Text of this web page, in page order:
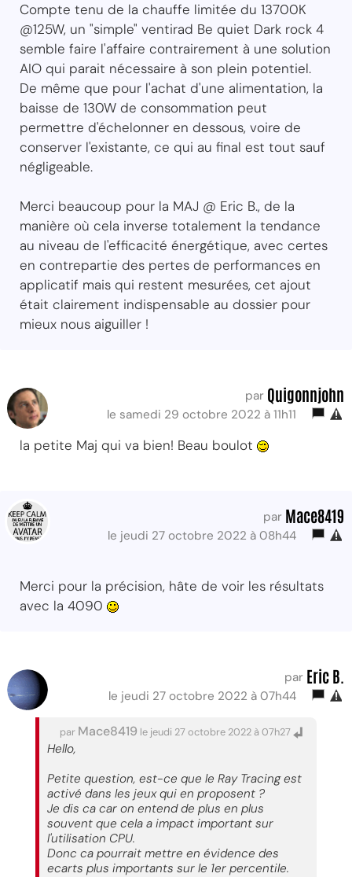
Compte tenu de la chauffe limitée du 13700K
@125W, un "simple" ventirad Be quiet Dark rock 4
semble faire l'affaire contrairement à une solution
AIO qui parait nécessaire à son plein potentiel.
De même que pour l'achat d'une alimentation, la
baisse de 130W de consommation peut
permettre d'échelonner en dessous, voire de
conserver l'existante, ce qui au final est tout sauf
négligeable.
Merci beaucoup pour la MAJ @ Eric B., de la
manière où cela inverse totalement la tendance
au niveau de l'efficacité énergétique, avec certes
en contrepartie des pertes de performances en
applicatif mais qui restent mesurées, cet ajout
était clairement indispensable au dossier pour
mieux nous aiguiller !
par Quigonnjohn
le samedi 29 octobre 2022 à 11h11
la petite Maj qui va bien! Beau boulot
par Mace8419
le jeudi 27 octobre 2022 à 08h44
Merci pour la précision, hâte de voir les résultats
avec la 4090
par Eric B.
le jeudi 27 octobre 2022 à 07h44
par Mace8419 le jeudi 27 octobre 2022 à 07h27
Hello,
Petite question, est-ce que le Ray Tracing est
activé dans les jeux qui en proposent ?
Je dis ca car on entend de plus en plus
souvent que cela a impact important sur
l'utilisation CPU.
Donc ca pourrait mettre en évidence des
ecarts plus importants sur le 1er percentile.